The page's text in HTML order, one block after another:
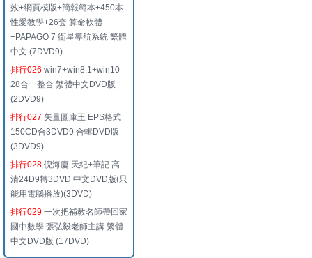
效+網頁模版+簡報範本+450本
性愛教學+26套 算命軟體
+PAPAGO 7 衛星導航系統 繁體
中文 (7DVD9)
排行026 win7+win8.1+win10
28合一整合 繁體中文DVD版
(2DVD9)
排行027 矢量圖庫王 EPS格式
150CD合3DVD9 合輯DVD版
(3DVD9)
排行028 倪海廈 天紀+筆記 高
清24D9轉3DVD 中文DVD版(只
能用電腦播放)(3DVD)
排行029 一次把補教名師帶回家
國中數學 張弘毅老師主講 繁體
中文DVD版 (17DVD)